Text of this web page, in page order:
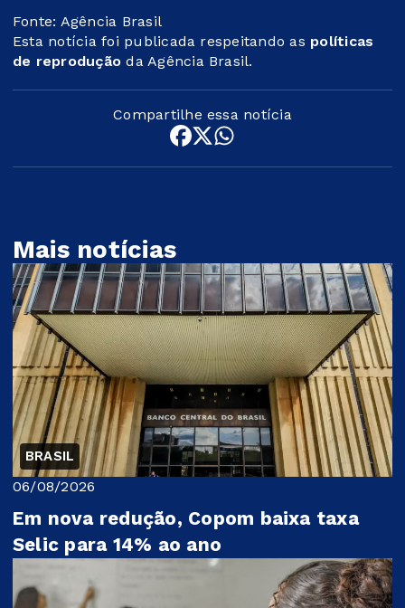
Fonte: Agência Brasil
Esta notícia foi publicada respeitando as políticas
de reprodução da Agência Brasil.
Compartilhe essa notícia
Mais notícias
BRASIL
06/08/2026
Em nova redução, Copom baixa taxa
Selic para 14% ao ano